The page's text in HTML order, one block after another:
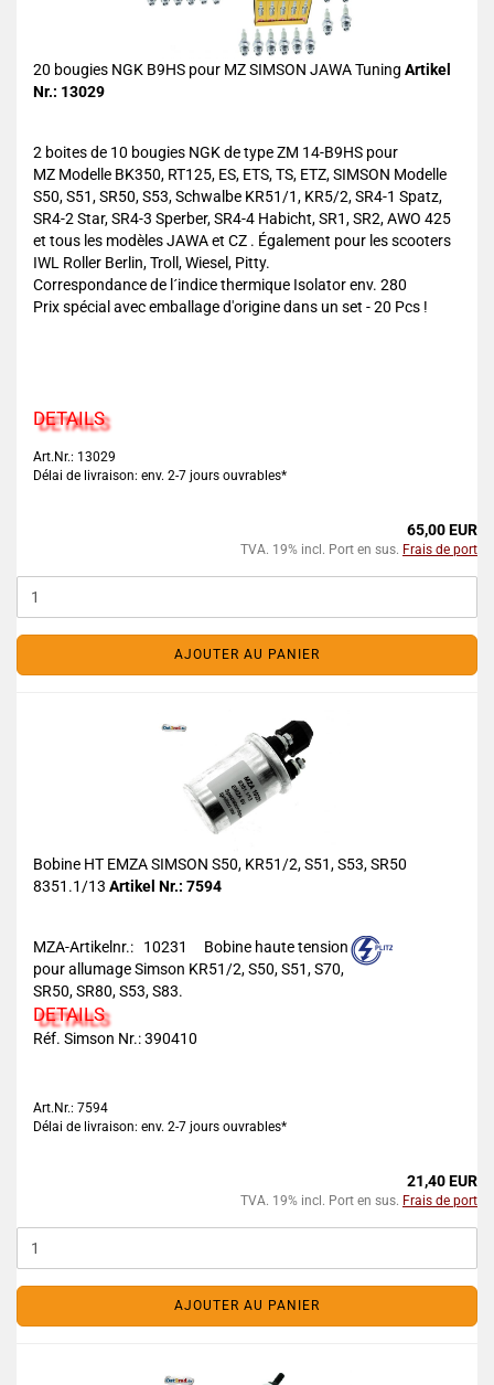
20 bougies NGK B9HS pour MZ SIMSON JAWA Tuning Artikel
Nr.: 13029
2 boites de 10 bougies NGK de type ZM 14-B9HS pour
MZ Modelle BK350, RT125, ES, ETS, TS, ETZ, SIMSON Modelle
S50, S51, SR50, S53, Schwalbe KR51/1, KR5/2, SR4-1 Spatz,
SR4-2 Star, SR4-3 Sperber, SR4-4 Habicht, SR1, SR2, AWO 425
et tous les modèles JAWA et CZ . Également pour les scooters
IWL Roller Berlin, Troll, Wiesel, Pitty.
Correspondance de l´indice thermique Isolator env. 280
Prix spécial avec emballage d'origine dans un set - 20 Pcs !
DETAILS
Art.Nr.: 13029
Délai de livraison: env. 2-7 jours ouvrables*
65,00 EUR
TVA. 19% incl. Port en sus. Frais de port
AJOUTER AU PANIER
Bobine HT EMZA SIMSON S50, KR51/2, S51, S53, SR50
8351.1/13 Artikel Nr.: 7594
MZA-Artikelnr.: 10231
Bobine haute tension
pour allumage Simson KR51/2, S50, S51, S70,
SR50, SR80, S53, S83.
DETAILS
Réf. Simson Nr.:390410
Art.Nr.: 7594
Délai de livraison: env. 2-7 jours ouvrables*
21,40 EUR
TVA. 19% incl. Port en sus. Frais de port
AJOUTER AU PANIER